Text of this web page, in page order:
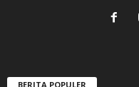
BERITA POPULER